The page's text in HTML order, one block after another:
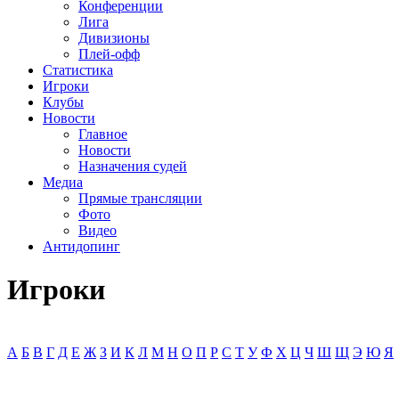
Конференции
Лига
Дивизионы
Плей-офф
Статистика
Игроки
Клубы
Новости
Главное
Новости
Назначения судей
Медиа
Прямые трансляции
Фото
Видео
Антидопинг
Игроки
А Б В Г Д Е Ж З И К Л М Н О П Р С Т У Ф Х Ц Ч Ш Щ Э Ю Я